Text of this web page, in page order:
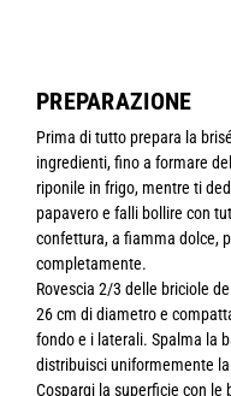
PREPARAZIONE
Prima di tutto prepara la
ingredienti, fino a formare
riponile in frigo, mentre ti
papavero e falli bollire con
confettura, a fiamma dolce,
completamente.
Rovescia 2/3 delle briciole
26 cm di diametro e
fondo e i laterali. Spalma la
distribuisci uniformemente
Cospargi la superficie con le